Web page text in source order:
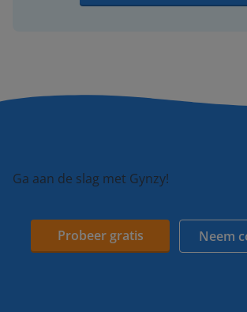
Ga aan de slag met Gynzy!
Probeer gratis Neem